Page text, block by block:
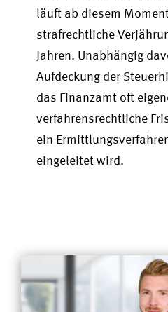
läuft ab diesem
strafrechtliche
Jahren. Unabhängig
Aufdeckung der
das Finanzamt oft
verfahrensrechtliche
ein
eingeleitet wird.